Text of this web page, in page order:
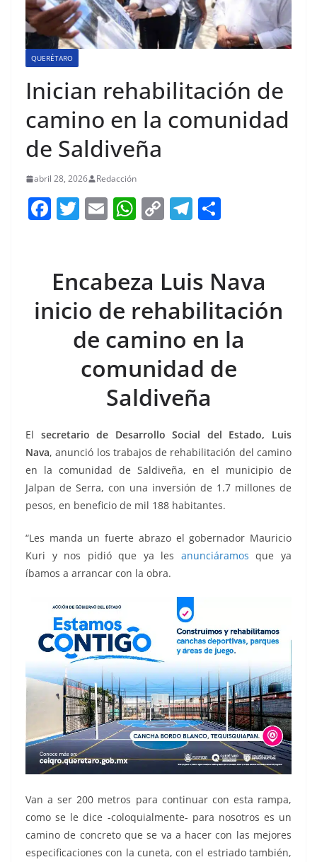
QUERÉTARO
Inician rehabilitación de
camino en la comunidad
de Saldiveña
abril 28, 2026 Redacción
F
e
b
o
T
er
E
l
W
s
A
p
p
C
y
Li
n
k
T
gr
a
m
e
Encabeza Luis Nava
inicio de rehabilitación
de camino en la
comunidad de
Saldiveña
El secretario de Desarrollo Social del Estado, Luis
Nava, anunció los trabajos de rehabilitación del camino
en la comunidad de Saldiveña, en el municipio de
Jalpan de Serra, con una inversión de 1.7 millones de
pesos, en beneficio de mil 188 habitantes.
“Les manda un fuerte abrazo el gobernador Mauricio
Kuri y nos pidió que ya les anunciáramos que ya
íbamos a arrancar con la obra.
Van a ser 200 metros para continuar con esta rampa,
como se le dice -coloquialmente- para nosotros es un
camino de concreto que se va a hacer con las mejores
especificaciones con la cuneta, con el estriado también,